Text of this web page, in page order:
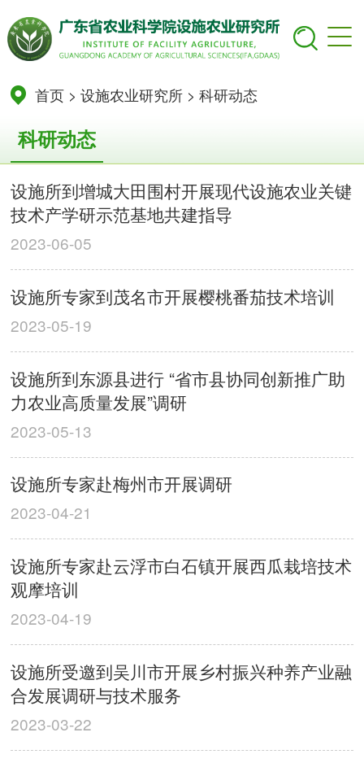
首页 >设施农业研究所 >科研动态
科研动态
设施所到增城大田围村开展现代设施农业关键
技术产学研示范基地共建指导
2023-06-05
设施所专家到茂名市开展樱桃番茄技术培训
2023-05-19
设施所到东源县进行 “省市县协同创新推广助
力农业高质量发展”调研
2023-05-13
设施所专家赴梅州市开展调研
2023-04-21
设施所专家赴云浮市白石镇开展西瓜栽培技术
观摩培训
2023-04-19
设施所受邀到吴川市开展乡村振兴种养产业融
合发展调研与技术服务
2023-03-22